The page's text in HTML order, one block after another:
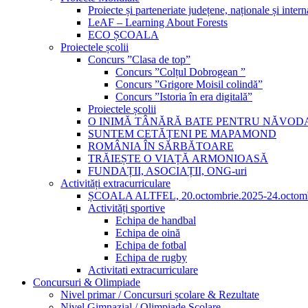
Proiecte și parteneriate județene, naționale și
LeAF – Learning About Forests
ECO ȘCOALA
Proiectele școlii
Concurs ”Clasa de top”
Concurs ”Colțul Dobrogean ”
Concurs ”Grigore Moisil colindă”
Concurs ”Istoria în era digitală”
Proiectele școlii
O INIMĂ TÂNĂRĂ BATE PENTRU
SUNTEM CETĂȚENI PE MAPAMOND
ROMÂNIA ÎN SĂRBĂTOARE
TRĂIEȘTE O VIAȚĂ ARMONIOASĂ
FUNDAȚII, ASOCIAȚII, ONG-uri
Activități extracurriculare
ȘCOALA ALTFEL, 20.octombrie.2025-
Activități sportive
Echipa de handbal
Echipa de oină
Echipa de fotbal
Echipa de rugby
Activitati extracurriculare
Concursuri & Olimpiade
Nivel primar / Concursuri școlare & Rezultate